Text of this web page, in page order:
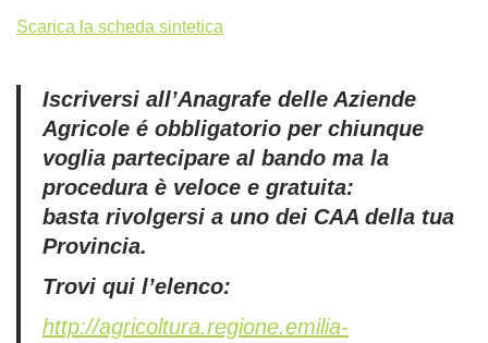
Scarica la scheda sintetica
Iscriversi all’Anagrafe delle Aziende
Agricole é obbligatorio per chiunque
voglia partecipare al bando ma la
procedura è veloce e gratuita:
basta rivolgersi a uno dei CAA della tua
Provincia.
Trovi qui l’elenco:
http://agricoltura.regione.emilia-